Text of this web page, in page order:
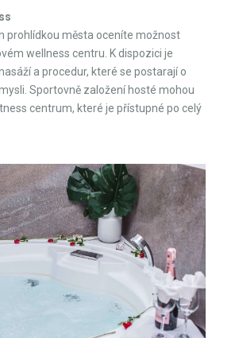
prohlídkou města oceníte možnost
wellness centru. K dispozici je
a procedur, které se postarají o
Sportovně založení hosté mohou
centrum, které je přístupné po celý